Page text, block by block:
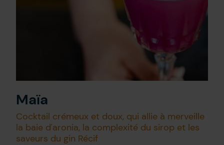
Maïa
Cocktail crémeux et doux, qui allie à merveille
la baie d'aronia, la complexité du sirop et les
saveurs du gin Récif